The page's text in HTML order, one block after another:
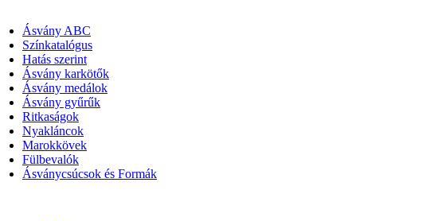
Ásvány ABC
Színkatalógus
Hatás szerint
Ásvány karkötők
Ásvány medálok
Ásvány gyűrűk
Ritkaságok
Nyakláncok
Marokkövek
Fülbevalók
Ásványcsúcsok és Formák